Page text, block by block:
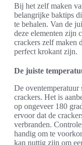
Bij het zelf maken
belangrijke baktips
te behalen. Van de
deze elementen zijn
crackers zelf maken
perfect krokant zijn.
De juiste
De oventemperatuur
crackers. Het is
op ongeveer 180
ervoor dat de
verbranden.
handig om te
kan nuttig zijn om